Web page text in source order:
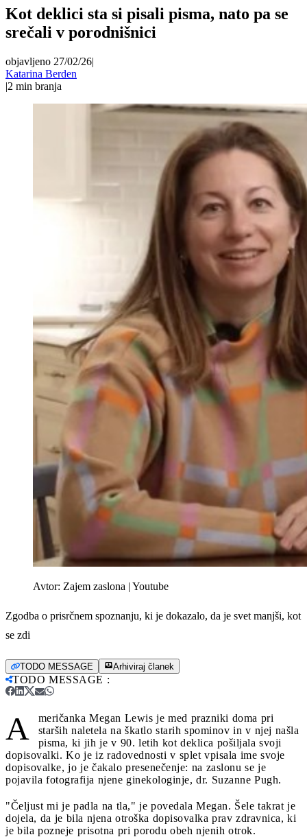
Kot deklici sta si pisali pisma, nato pa se
srečali v porodnišnici
objavljeno 27/02/26|
Katarina Berden
|2 min branja
Avtor: Zajem zaslona | Youtube
Zgodba o prisrčnem spoznanju, ki je dokazalo, da je svet manjši, kot
se zdi
TODO MESSAGE Arhiviraj članek
TODO MESSAGE :
A
meričanka Megan Lewis je med prazniki doma pri
starših naletela na škatlo starih spominov in v njej našla
pisma, ki jih je v 90. letih kot deklica pošiljala svoji
dopisovalki. Ko je iz radovednosti v splet vpisala ime svoje
dopisovalke, jo je čakalo presenečenje: na zaslonu se je
pojavila fotografija njene ginekologinje, dr. Suzanne Pugh.
"Čeljust mi je padla na tla," je povedala Megan. Šele takrat je
dojela, da je bila njena otroška dopisovalka prav zdravnica, ki
je bila pozneje prisotna pri porodu obeh njenih otrok.